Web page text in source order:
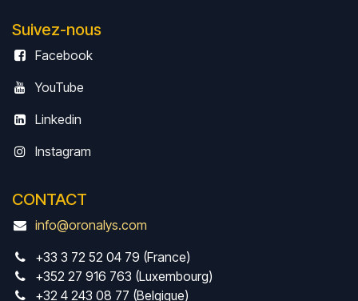
Suivez-nous
Facebook
YouTube
Linkedin
Instagram
CONTACT
info@oronalys.com
+33 3 72 52 04 79 (France)
+352 27 916 763 (Luxembourg)
+32 4 243 08 77 (Belgique)